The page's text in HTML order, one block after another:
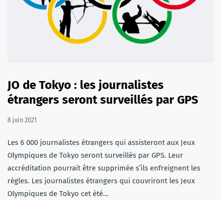
JO de Tokyo : les journalistes
étrangers seront surveillés par GPS
8 juin 2021
Les 6 000 journalistes étrangers qui assisteront aux Jeux
Olympiques de Tokyo seront surveillés par GPS. Leur
accréditation pourrait être supprimée s’ils enfreignent les
règles. Les journalistes étrangers qui couvriront les Jeux
Olympiques de Tokyo cet été…